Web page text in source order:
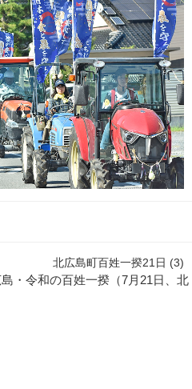
北広島町百姓一揆21日 (3)
・令和の百姓一揆（7月21日、北